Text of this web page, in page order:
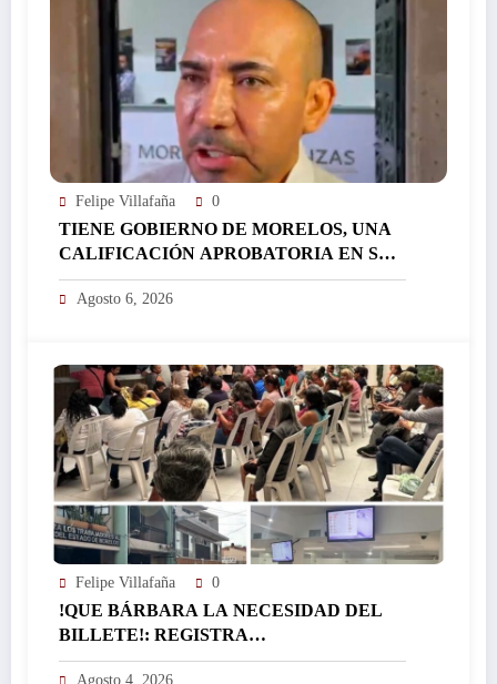
Felipe Villafaña 0
TIENE GOBIERNO DE MORELOS, UNA
CALIFICACIÓN APROBATORIA EN SUS
FINANZAS, AFIRMA EL RESPONSABLE
DEL ÁREA JORGE SALAZAR…
Agosto 6, 2026
Felipe Villafaña 0
!QUE BÁRBARA LA NECESIDAD DEL
BILLETE!: REGISTRA
EL ICTSGEM MÁS DE 400 CRÉDITOS EN
Agosto 4, 2026